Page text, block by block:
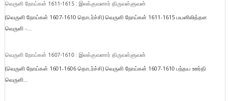
வெருளி நோய்கள் 1611-1615 : இலக்குவனார் திருவள்ளுவன்
(வெருளி நோய்கள் 1607-1610 தொடர்ச்சி) வெருளி நோய்கள் 1611-1615 பயனிலித்தள
வெருளி -...
வெருளி நோய்கள் 1607-1610 : இலக்குவனார் திருவள்ளுவன்
(வெருளி நோய்கள் 1601-1606 தொடர்ச்சி) வெருளி நோய்கள் 1607-1610 பந்தய ஊர்தி
வெருளி...